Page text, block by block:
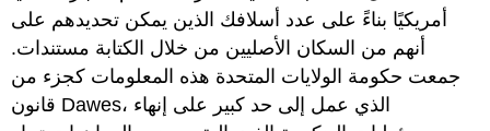
أمريكيًا بناءً على عدد أسلافك الذين يمكن تحديدهم على
أنهم من السكان الأصليين من خلال الكتابة مستندات.
جمعت حكومة الولايات المتحدة هذه المعلومات كجزء من
قانون Dawes، الذي عمل إلى حد كبير على إنهاء